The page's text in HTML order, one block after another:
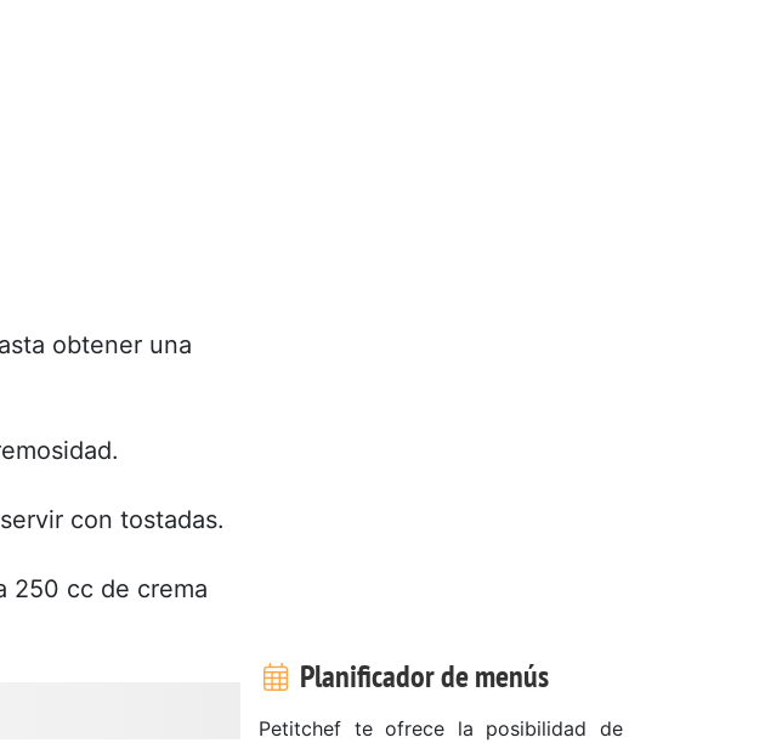
obtener una
con tostadas.
250 cc de crema
Planificador de menús
Petitchef te ofrece la posibilidad de